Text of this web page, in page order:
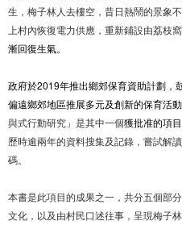
生，梅子林人去樓空，昔日熱鬧的景象
上村內恢復電力供應，重新鋪設由荔枝
漸回復生氣。
政府於2019年推出鄉郊保育資助計劃，
偏遠鄉郊地區推展多元及創新的保育活動
與式行動研究」是其中一個獲批准的項目
歷時逾兩年的資料搜集及記錄，嘗試解
碼。
本書是此項目的成果之一，共分五個部
文化，以及由村民口述往事，呈現梅子